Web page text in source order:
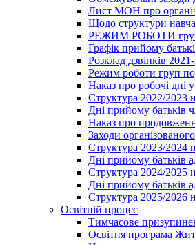
Лист МОН про
Щодо структури
РЕЖИМ РОБОТИ груп
Графік прийому
Розклад дзвінків
Режим роботи груп
Наказ про робочі дні
Структура 2022/2023
Дні прийому батьків
Наказ про
Заходи
Структура 2023/2024
Дні прийому батьків
Структура 2024/2025
Дні прийому батьків
Структура 2025/2026
Освітній процес
Тимчасове
Освітня програма